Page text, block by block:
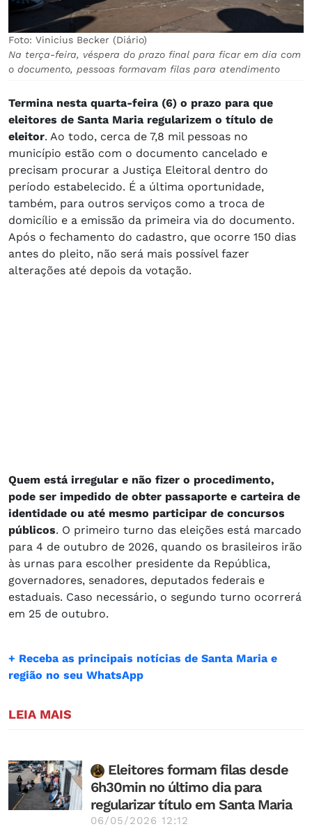
Foto: Vinicius Becker (Diário)
Na terça-feira, véspera do prazo final para ficar em dia com
o documento, pessoas formavam filas para atendimento
Termina nesta quarta-feira (6) o prazo para que
eleitores de Santa Maria regularizem o título de
eleitor. Ao todo, cerca de 7,8 mil pessoas no
município estão com o documento cancelado e
precisam procurar a Justiça Eleitoral dentro do
período estabelecido. É a última oportunidade,
também, para outros serviços como a troca de
domicílio e a emissão da primeira via do documento.
Após o fechamento do cadastro, que ocorre 150 dias
antes do pleito, não será mais possível fazer
alterações até depois da votação.
Quem está irregular e não fizer o procedimento,
pode ser impedido de obter passaporte e carteira de
identidade ou até mesmo participar de concursos
públicos. O primeiro turno das eleições está marcado
para 4 de outubro de 2026, quando os brasileiros irão
às urnas para escolher presidente da República,
governadores, senadores, deputados federais e
estaduais. Caso necessário, o segundo turno ocorrerá
em 25 de outubro.
+ Receba as principais notícias de Santa Maria e
região no seu WhatsApp
LEIA MAIS
Eleitores formam filas desde
6h30min no último dia para
regularizar título em Santa Maria
06/05/2026 12:12